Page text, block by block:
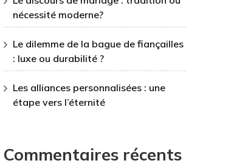
nécessité moderne?
Le dilemme de la bague de fiançailles
: luxe ou durabilité ?
Les alliances personnalisées : une
étape vers l’éternité
Commentaires récents